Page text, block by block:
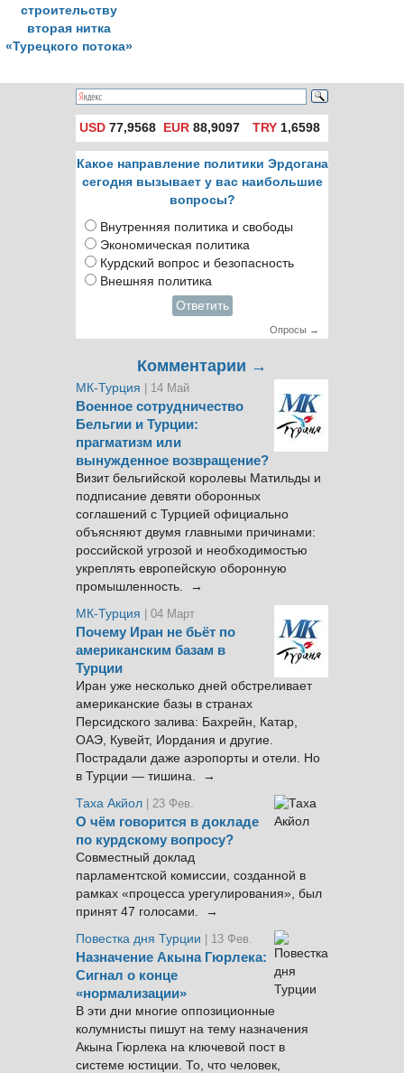
строительству
вторая нитка
«Турецкого потока»
USD 77,9568 EUR 88,9097 TRY1,6598
Какое направление политики Эрдогана
сегодня вызывает у вас наибольшие
вопросы?
Внутренняя политика и свободы
Экономическая политика
Курдский вопрос и безопасность
Внешняя политика
Ответить
Опросы →
Комментарии →
МК-Турция | 14 Май
Военное сотрудничество
Бельгии и Турции:
прагматизм или
вынужденное возвращение?
Визит бельгийской королевы Матильды и
подписание девяти оборонных
соглашений с Турцией официально
объясняют двумя главными причинами:
российской угрозой и необходимостью
укреплять европейскую оборонную
промышленность. →
МК-Турция
| 04 Март
Почему Иран не бьёт по
американским базам в
Турции
Иран уже несколько дней обстреливает
американские базы в странах
Персидского залива: Бахрейн, Катар,
ОАЭ, Кувейт, Иордания и другие.
Пострадали даже аэропорты и отели. Но
в Турции — тишина. →
Таха Акйол | 23 Фев.
О чём говорится в докладе
по курдскому вопросу?
Совместный доклад
парламентской комиссии, созданной в
рамках «процесса урегулирования», был
принят 47 голосами. →
Повестка дня Турции
| 13 Фев.
Назначение Акына Гюрлека:
Сигнал о конце
«нормализации»
В эти дни многие оппозиционные
колумнисты пишут на тему назначения
Акына Гюрлека на ключевой пост в
системе юстиции. То, что человек,